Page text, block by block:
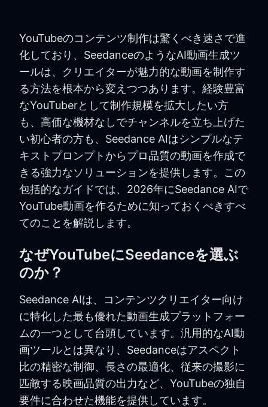
YouTubeのコンテンツ制作は驚くべき速さで進
化しており、SeedanceのようなAI動画生成ツ
ールは、クリエイターが魅力的な動画を制作す
る方法を根本から変えつつあります。経験豊富
なYouTuberとして制作規模を拡大したい方
も、高価な機材なしでチャンネルを立ち上げた
い初心者の方も、Seedance AIはシンプルなテ
キストプロンプトからプロ品質の動画を作成で
きる強力なソリューションを提供します。この
包括的なガイドでは、2026年にSeedance AIで
YouTube動画を作るために知っておくべきすべ
てのことを解説します。
なぜYouTubeにSeedanceを選ぶ
のか？
Seedance AIは、コンテンツクリエイター向け
に特化した最も優れた動画生成プラットフォー
ムの一つとして台頭しています。汎用的なAI動
画ツールとは異なり、Seedanceはアスペクト
比の精密な制御、長さの最適化、従来の撮影に
匹敵する映画品質の出力など、YouTubeの独自
要件に合わせた機能を提供しています。